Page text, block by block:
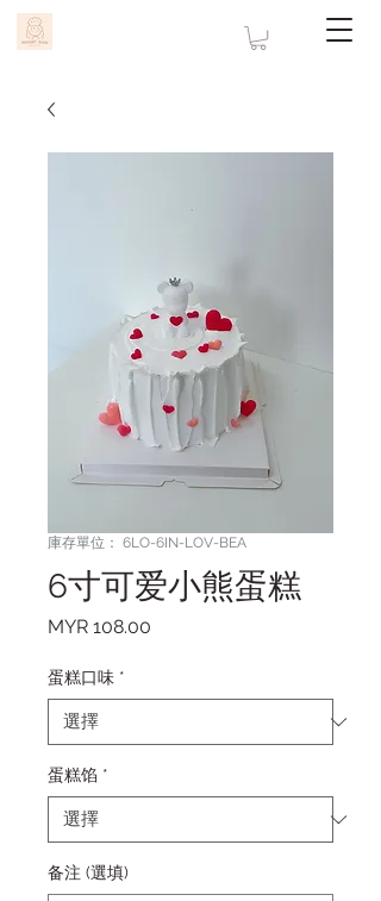
庫存單位： 6LO-6IN-LOV-BEA
6寸可爱小熊蛋糕
MYR 108.00
蛋糕口味 *
蛋糕馅 *
备注 (選填)